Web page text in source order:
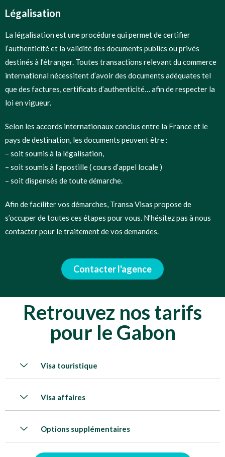
Légalisation
La légalisation est une procédure qui permet de certifier
l’authenticité et la validité des documents publics ou privés
destinés à l’étranger. Toutes transactions relevant du commerce
international nécessitent d’avoir des documents adéquates tel
que des factures, certificats d’authenticité… afin de respecter la
loi en vigueur.
Selon les accords internationaux conclus entre la France et le
pays de destination, les documents peuvent être :
– soit soumis à la légalisation,
– soit soumis à l’apostille ( cours d’appel locale )
– soit dispensés de toute démarche.
Afin de faciliter vos démarches, Transa Visas propose de
s’occuper de toutes ces étapes pour vous. N’hésitez pas à nous
contacter pour le traitement de vos demandes.
Contacter l'agence
Retrouvez nos tarifs
pour le Gabon
Visa touristique
Visa affaires
Options supplémentaires